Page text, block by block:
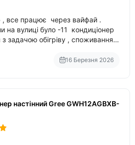
, все працює через вайфай .
на вулиці було -11 кондиціонер
задачою обігріву , споживання
16 Березня 2026
настінний Gree GWH12AGBXB-